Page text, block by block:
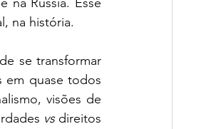
na história.
se transformar
em quase todos
visões de
vs direitos